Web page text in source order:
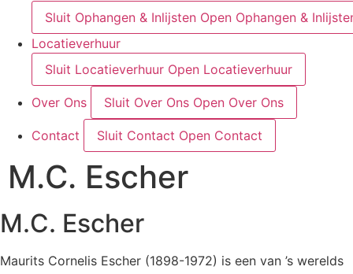
Sluit Ophangen & Inlijsten Open Ophangen &
Locatieverhuur
Sluit Locatieverhuur Open Locatieverhuur
Over Ons Sluit Over Ons Open Over Ons
Contact Sluit Contact Open Contact
M.C. Escher
M.C. Escher
Maurits Cornelis Escher (1898-1972) is een van ’s werelds